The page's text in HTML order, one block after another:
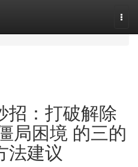
招：打破解除
局困境 的三的
法建议